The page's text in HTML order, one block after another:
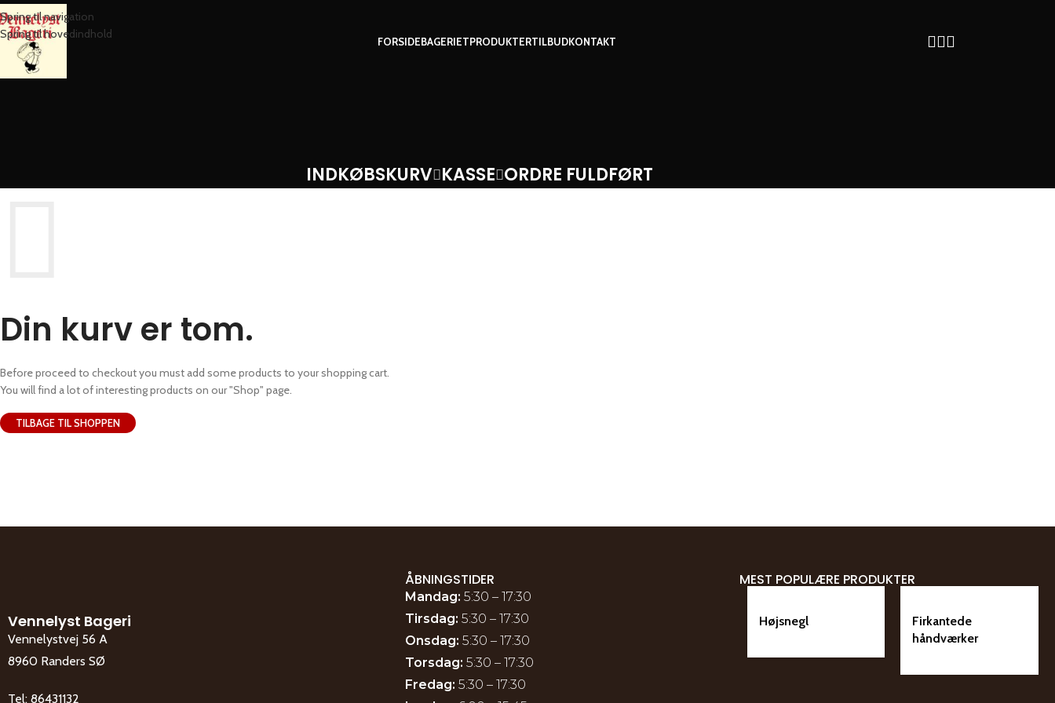
Spring til navigation
Spring til hovedindhold
FORSIDEBAGERIETPRODUKTERTILBUDKONTAKT
INDKØBSKURV KASSE ORDRE FULDFØRT
Din kurv er tom.
Before proceed to checkout you must add some products to your shopping cart.
You will find a lot of interesting products on our "Shop" page.
TILBAGE TIL SHOPPEN
Vennelyst Bageri
Vennelystvej 56 A
8960 Randers SØ
Tel: 86431132
ÅBNINGSTIDER
Mandag: 5:30 – 17:30
Tirsdag: 5:30 – 17:30
Onsdag: 5:30 – 17:30
Torsdag: 5:30 – 17:30
Fredag: 5:30 – 17:30
MEST POPULÆRE PRODUKTER
Højsnegl
Firkantede
håndværker